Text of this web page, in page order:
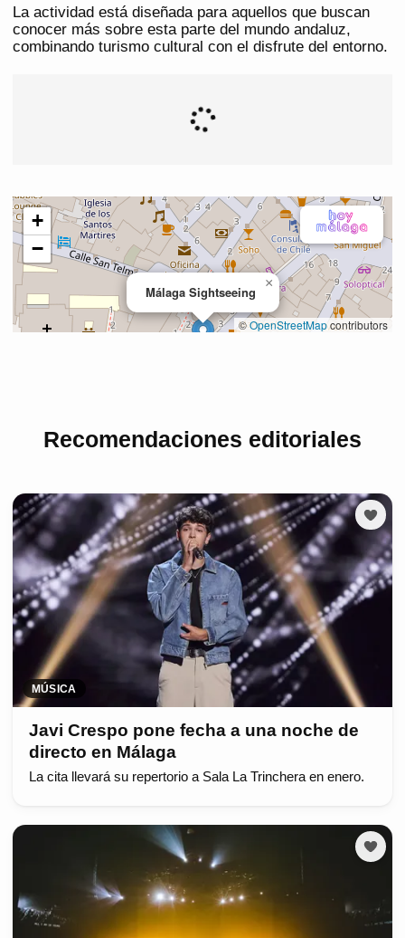
La actividad está diseñada para aquellos que buscan
conocer más sobre esta parte del mundo andaluz,
combinando turismo cultural con el disfrute del entorno.
Recomendaciones editoriales
MÚSICA
Javi Crespo pone fecha a una noche de
directo en Málaga
La cita llevará su repertorio a Sala La Trinchera en enero.